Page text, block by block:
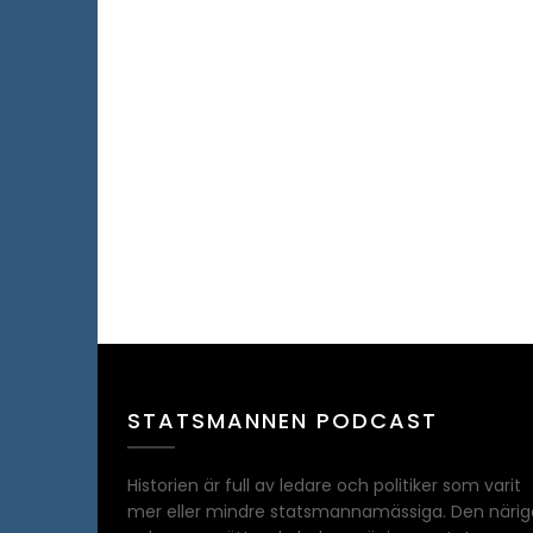
STATSMANNEN PODCAST
Historien är full av ledare och politiker som varit
mer eller mindre statsmannamässiga. Den